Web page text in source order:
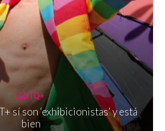
LGBTQ+
sí son ‘exhibicionistas’ y está
bien